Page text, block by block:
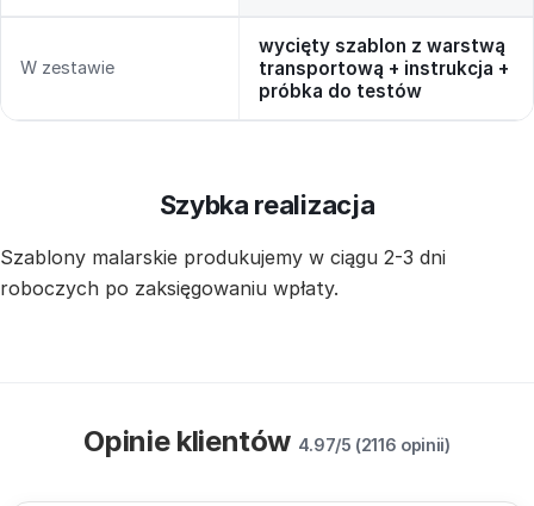
W zestawie
wycięty szablon z warstwą
transportową + instrukcja +
próbka do testów
Szybka realizacja
Szablony malarskie produkujemy w ciągu 2-3 dni
roboczych po zaksięgowaniu wpłaty.
Opinie klientów 4.97/5 (2116 opinii)